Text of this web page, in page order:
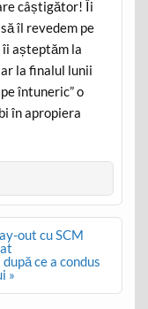
câștigător! Îi
îl revedem pe
așteptăm la
la finalul lunii
întuneric” o
în apropiera
out cu SCM
ce a condus
»